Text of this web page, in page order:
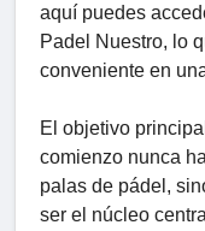
aquí puedes
Padel Nuestro, lo
conveniente en
El objetivo
comienzo nunca
palas de pádel,
ser el núcleo